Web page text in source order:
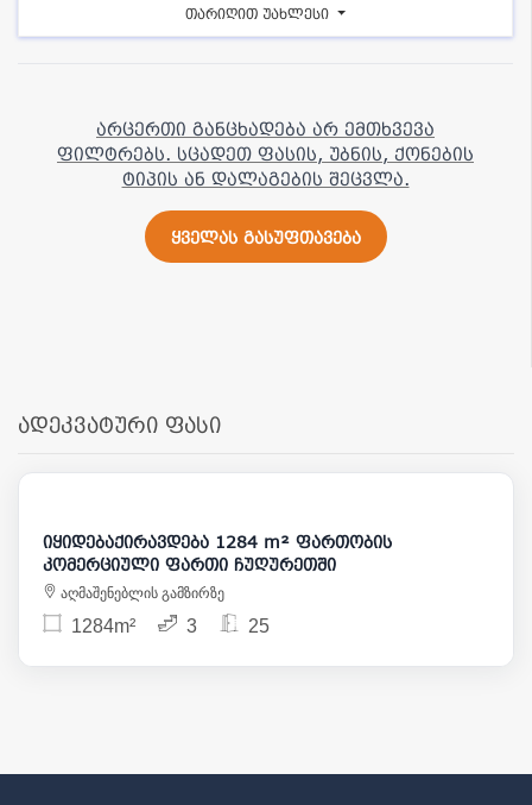
თარიღით უახლესი
არცერთი განცხადება არ ემთხვევა
ფილტრებს. სცადეთ ფასის, უბნის, ქონების
ტიპის ან დალაგების შეცვლა.
ყველას გასუფთავება
ადეკვატური ფასი
5 000 000
იყიდებაქირავდება 1284 m² ფართობის
კომერციული ფართი ჩუღურეთში
აღმაშენებლის გამზირზე
1284m² 3 25